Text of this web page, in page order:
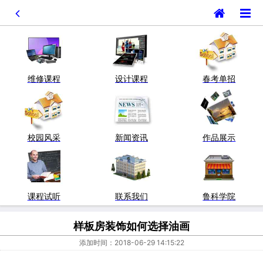
维修课程 设计课程 春考单招
校园风采 新闻资讯 作品展示
课程试听 联系我们 鲁科学院
样板房装饰如何选择油画
添加时间：2018-06-29 14:15:22